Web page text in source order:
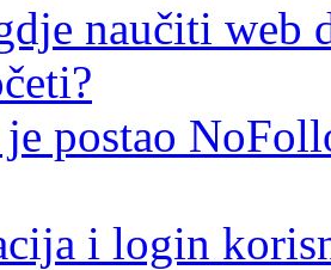
naučiti web
postao
i login